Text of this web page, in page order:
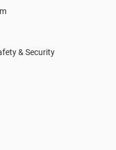
& Security